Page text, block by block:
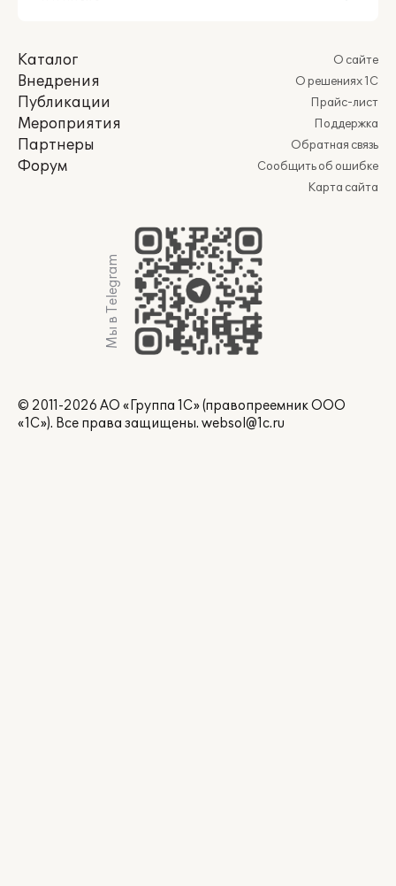
Каталог
Внедрения
Публикации
Мероприятия
Партнеры
Форум
О сайте
О решениях 1С
Прайс-лист
Поддержка
Обратная связь
Сообщить об ошибке
Карта сайта
Мы в Telegram
© 2011-2026 АО «Группа 1С» (правопреемник ООО
«1С»). Все права защищены. websol@1c.ru